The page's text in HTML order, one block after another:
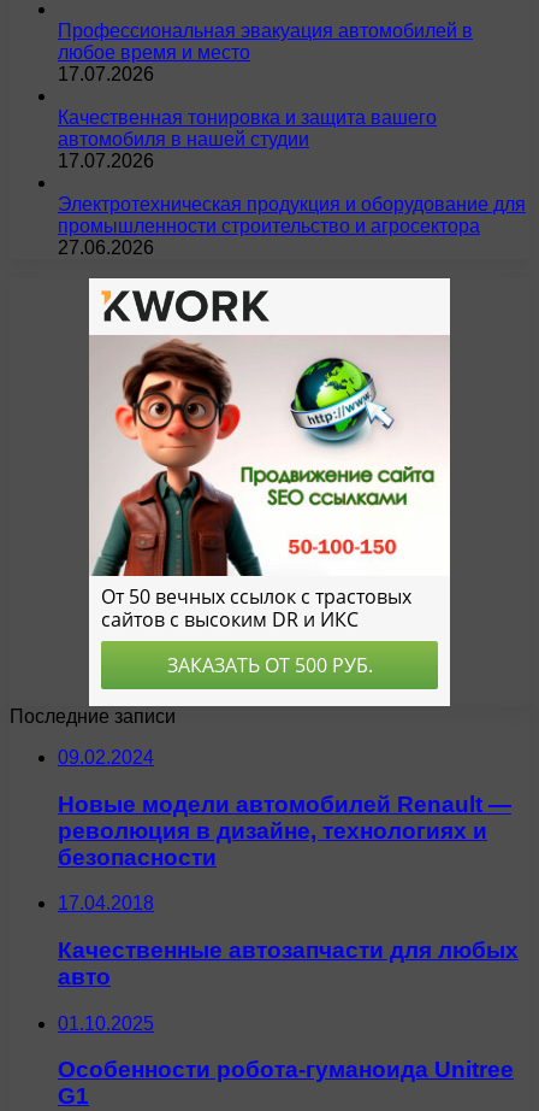
Профессиональная эвакуация автомобилей в
любое время и место
17.07.2026
Качественная тонировка и защита вашего
автомобиля в нашей студии
17.07.2026
Электротехническая продукция и оборудование для
промышленности строительство и агросектора
27.06.2026
Последние записи
09.02.2024
Новые модели автомобилей Renault —
революция в дизайне, технологиях и
безопасности
17.04.2018
Качественные автозапчасти для любых
авто
01.10.2025
Особенности робота-гуманоида Unitree
G1